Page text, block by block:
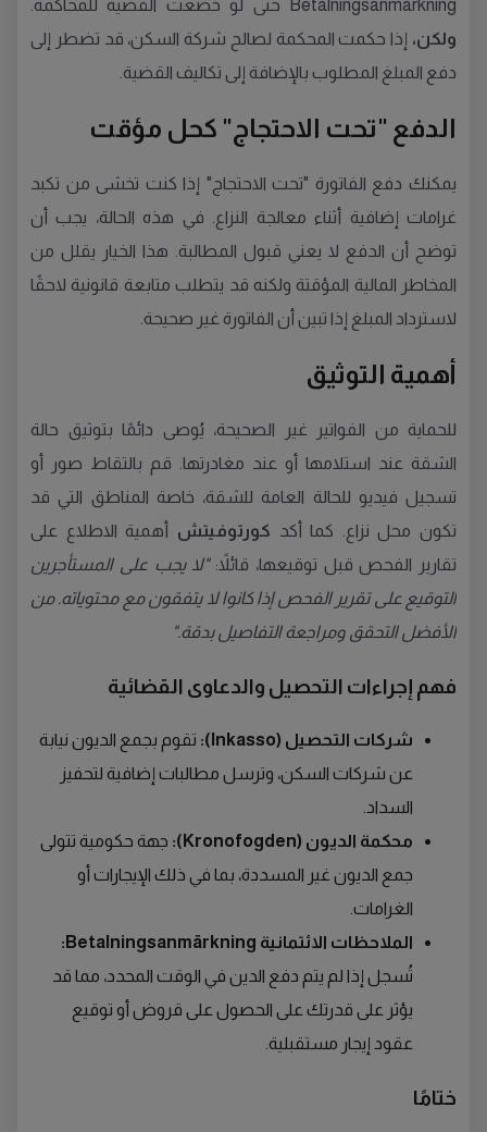
Betalningsanmärkning حتى لو خضعت القضية للمحاكمة.
ولكن، إذا حكمت المحكمة لصالح شركة السكن، قد تضطر إلى
دفع المبلغ المطلوب بالإضافة إلى تكاليف القضية.
الدفع "تحت الاحتجاج" كحل مؤقت
يمكنك دفع الفاتورة "تحت الاحتجاج" إذا كنت تخشى من تكبد
غرامات إضافية أثناء معالجة النزاع. في هذه الحالة، يجب أن
توضح أن الدفع لا يعني قبول المطالبة. هذا الخيار يقلل من
المخاطر المالية المؤقتة ولكنه قد يتطلب متابعة قانونية لاحقًا
لاسترداد المبلغ إذا تبين أن الفاتورة غير صحيحة.
أهمية التوثيق
للحماية من الفواتير غير الصحيحة، يُوصى دائمًا بتوثيق حالة
الشقة عند استلامها أو عند مغادرتها. قم بالتقاط صور أو
تسجيل فيديو للحالة العامة للشقة، خاصة المناطق التي قد
تكون محل نزاع. كما أكد كورتوفيتش أهمية الاطلاع على
تقارير الفحص قبل توقيعها، قائلاً:"لا يجب على المستأجرين
التوقيع على تقرير الفحص إذا كانوا لا يتفقون مع محتوياته. من
الأفضل التحقق ومراجعة التفاصيل بدقة."
فهم إجراءات التحصيل والدعاوى القضائية
شركات التحصيل (Inkasso):
تقوم بجمع الديون نيابة
عن شركات السكن، وترسل مطالبات إضافية لتحفيز
السداد.
محكمة الديون (Kronofogden):
جهة حكومية تتولى
جمع الديون غير المسددة، بما في ذلك الإيجارات أو
الغرامات.
الملاحظات الائتمانية Betalningsanmärkning:
تُسجل إذا لم يتم دفع الدين في الوقت المحدد، مما قد
يؤثر على قدرتك على الحصول على قروض أو توقيع
عقود إيجار مستقبلية.
ختامًا